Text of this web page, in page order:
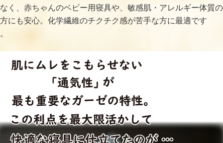
なく、赤ちゃんのベビー用寝具や、敏感肌・アレルギー体質の
方にも安心。化学繊維のチクチク感が苦手な方に最適です
。